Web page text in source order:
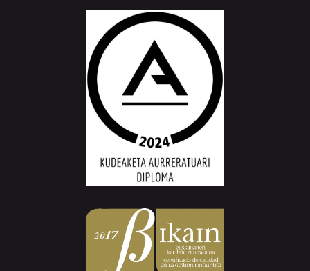
Aiurri.eus - Erroitz BM